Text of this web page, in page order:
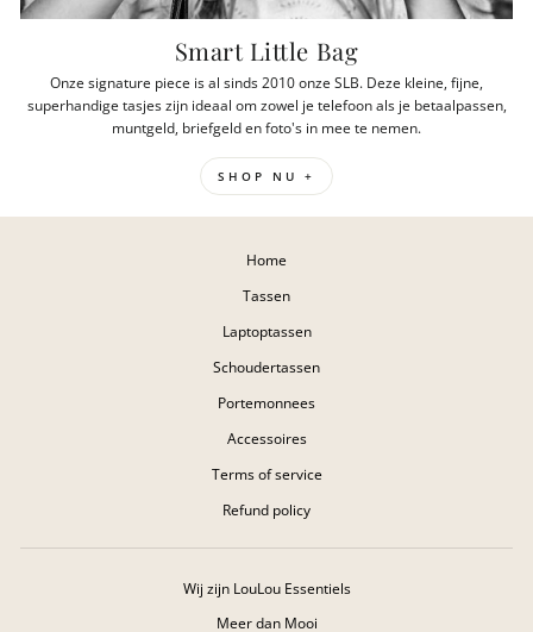
Smart Little Bag
Onze signature piece is al sinds 2010 onze SLB. Deze kleine, fijne,
superhandige tasjes zijn ideaal om zowel je telefoon als je betaalpassen,
muntgeld, briefgeld en foto's in mee te nemen.
SHOP NU +
Home
Tassen
Laptoptassen
Schoudertassen
Portemonnees
Accessoires
Terms of service
Refund policy
Wij zijn LouLou Essentiels
Meer dan Mooi